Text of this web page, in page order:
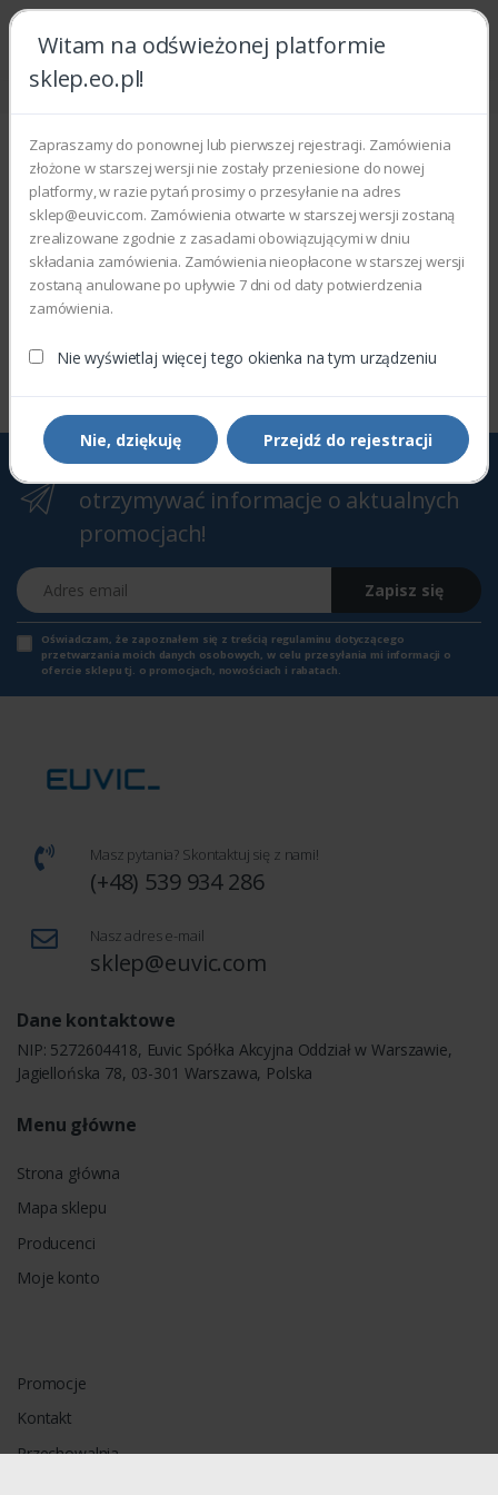
Witam na odświeżonej platformie
sklep.eo.pl!
Zapraszamy do ponownej lub pierwszej rejestracji. Zamówienia
złożone w starszej wersji nie zostały przeniesione do nowej
platformy, w razie pytań prosimy o przesyłanie na adres
sklep@euvic.com. Zamówienia otwarte w starszej wersji zostaną
zrealizowane zgodnie z zasadami obowiązującymi w dniu
składania zamówienia. Zamówienia nieopłacone w starszej wersji
zostaną anulowane po upływie 7 dni od daty potwierdzenia
zamówienia.
Nie wyświetlaj więcej tego okienka na tym urządzeniu
Nie, dziękuję Przejdź do rejestracji
Strona główna Części zamienne
Części zamienne
Wyświetlono 0–0 z 0 wyników
Filtry Sortowanie domyślne
Zapisz się do Newslettera, aby
otrzymywać informacje o aktualnych
promocjach!
Adres email
Zapisz się
Oświadczam, że zapoznałem się z treścią regulaminu dotyczącego
przetwarzania moich danych osobowych, w celu przesyłania mi informacji o
ofercie sklepu tj. o promocjach, nowościach i rabatach.
Masz pytania? Skontaktuj się z nami!
(+48) 539 934 286
Nasz adres e-mail
sklep@euvic.com
Dane kontaktowe
NIP: 5272604418, Euvic Spółka Akcyjna Oddział w Warszawie,
Jagiellońska 78, 03-301 Warszawa, Polska
Menu główne
Strona główna
Mapa sklepu
Producenci
Moje konto
Promocje
Kontakt
Przechowalnia